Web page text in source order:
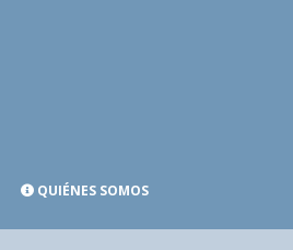
QUIÉNES SOMOS